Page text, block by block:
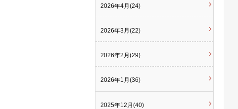
2026年4月(24)
2026年3月(22)
2026年2月(29)
2026年1月(36)
2025年12月(40)